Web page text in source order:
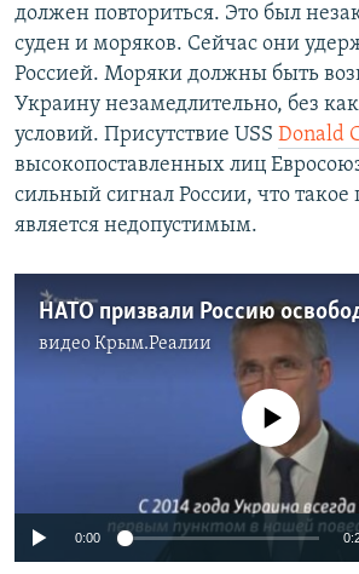
должен повториться. Это был
суден и моряков. Сейчас они
Россией. Моряки должны быть
Украину незамедлительно, без
условий. Присутствие USS Donald
высокопоставленных лиц
сильный сигнал России, что такое
является недопустимым.
видеоКрым.Реалии
No media source currently
0:00